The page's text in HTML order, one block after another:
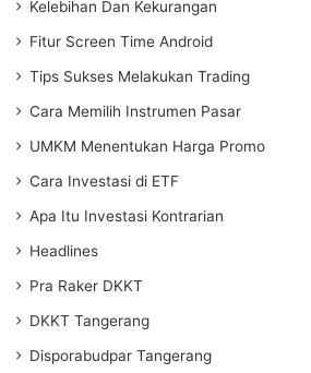
Kelebihan Dan Kekurangan
Fitur Screen Time Android
Tips Sukses Melakukan Trading
Cara Memilih Instrumen Pasar
UMKM Menentukan Harga Promo
Cara Investasi di ETF
Apa Itu Investasi Kontrarian
Headlines
Pra Raker DKKT
DKKT Tangerang
Disporabudpar Tangerang